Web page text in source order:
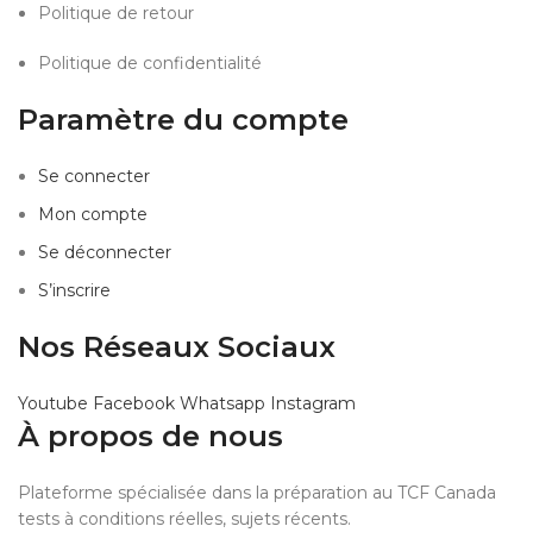
Politique de retour
Politique de confidentialité
Paramètre du compte
Se connecter
Mon compte
Se déconnecter
S’inscrire
Nos Réseaux Sociaux
Youtube Facebook Whatsapp Instagram
À propos de nous
Plateforme spécialisée dans la préparation au TCF Canada
tests à conditions réelles, sujets récents.